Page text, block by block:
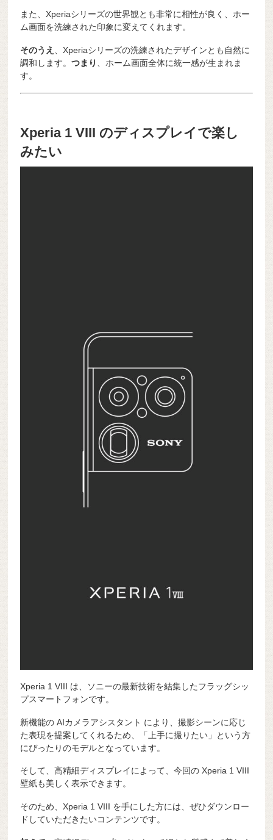
また、Xperiaシリーズの世界観とも非常に相性が良く、ホー
ム画面を洗練された印象に変えてくれます。
そのうえ
、Xperiaシリーズの洗練されたデザインとも自然に
調和します。つまり
、ホーム画面全体に統一感が生まれま
す。
Xperia 1 VIII のディスプレイで楽し
みたい
Xperia 1 VIII は、ソニーの最新技術を結集したフラッグシッ
プスマートフォンです。
新機能の AIカメラアシスタント により、撮影シーンに応じ
た表現を提案してくれるため、「上手に撮りたい」という方
にぴったりのモデルとなっています。
そして、高精細ディスプレイによって、今回の Xperia 1 VIII
壁紙も美しく表示できます。
そのため、Xperia 1 VIII を手にした方には、ぜひダウンロー
ドしていただきたいコンテンツです。